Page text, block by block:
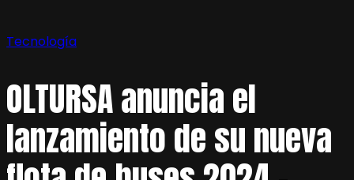
Tecnología
OLTURSA anuncia el
lanzamiento de su nueva